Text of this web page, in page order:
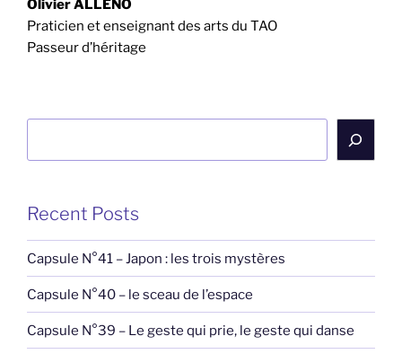
Olivier ALLENO
Praticien et enseignant des arts du TAO
Passeur d’héritage
Recent Posts
Capsule N°41 – Japon : les trois mystères
Capsule N°40 – le sceau de l’espace
Capsule N°39 – Le geste qui prie, le geste qui danse